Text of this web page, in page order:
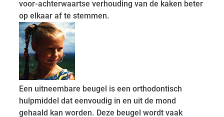
voor-achterwaartse verhouding van de kaken beter
op elkaar af te stemmen.
Een uitneembare beugel is een orthodontisch
hulpmiddel dat eenvoudig in en uit de mond
gehaald kan worden. Deze beugel wordt vaak